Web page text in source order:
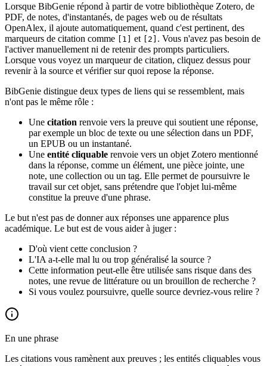
Lorsque BibGenie répond à partir de votre bibliothèque Zotero, de
PDF, de notes, d'instantanés, de pages web ou de résultats
OpenAlex, il ajoute automatiquement, quand c'est pertinent, des
marqueurs de citation comme
[1] et [2] . Vous n'avez pas besoin de
l'activer manuellement ni de retenir des prompts particuliers.
Lorsque vous voyez un marqueur de citation, cliquez dessus pour
revenir à la source et vérifier sur quoi repose la réponse.
BibGenie distingue deux types de liens qui se ressemblent, mais
n'ont pas le même rôle :
Une citation renvoie vers la preuve qui soutient une réponse,
par exemple un bloc de texte ou une sélection dans un PDF,
un EPUB ou un instantané.
Une entité cliquable renvoie vers un objet Zotero mentionné
dans la réponse, comme un élément, une pièce jointe, une
note, une collection ou un tag. Elle permet de poursuivre le
travail sur cet objet, sans prétendre que l'objet lui-même
constitue la preuve d'une phrase.
Le but n'est pas de donner aux réponses une apparence plus
académique. Le but est de vous aider à juger :
D'où vient cette conclusion ?
L'IA a-t-elle mal lu ou trop généralisé la source ?
Cette information peut-elle être utilisée sans risque dans des
notes, une revue de littérature ou un brouillon de recherche ?
Si vous voulez poursuivre, quelle source devriez-vous relire ?
En une phrase
Les citations vous ramènent aux preuves ; les entités cliquables vous